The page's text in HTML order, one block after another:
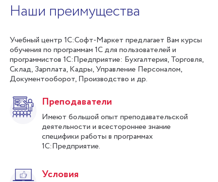
Наши преимущества
Учебный центр 1С:Софт-Маркет предлагает Вам курсы
обучения по программам 1С для пользователей и
программистов 1С:Предприятие: Бухгалтерия, Торговля,
Склад, Зарплата, Кадры, Управление Персоналом,
Документооборот, Производство и др.
Преподаватели
Имеют большой опыт преподавательской
деятельности и всестороннее знание
специфики работы в программах
1С:Предприятие.
Условия